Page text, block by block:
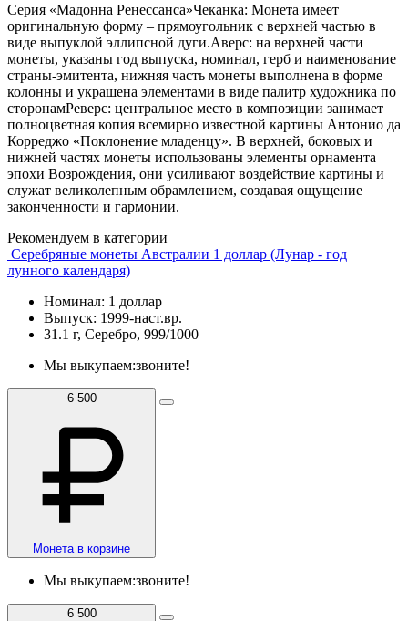
Серия «Мадонна Ренессанса»Чеканка: Монета имеет
оригинальную форму – прямоугольник с верхней частью в
виде выпуклой эллипсной дуги.Аверс: на верхней части
монеты, указаны год выпуска, номинал, герб и наименование
страны-эмитента, нижняя часть монеты выполнена в форме
колонны и украшена элементами в виде палитр художника по
сторонамРеверс: центральное место в композиции занимает
полноцветная копия всемирно известной картины Антонио да
Корреджо «Поклонение младенцу». В верхней, боковых и
нижней частях монеты использованы элементы орнамента
эпохи Возрождения, они усиливают воздействие картины и
служат великолепным обрамлением, создавая ощущение
законченности и гармонии.
Рекомендуем в категории
Серебряные монеты Австралии 1 доллар (Лунар - год
лунного календаря)
Номинал: 1 доллар
Выпуск: 1999-наст.вр.
31.1 г, Серебро, 999/1000
Мы выкупаем:звоните!
6 500
Монета в корзине
Мы выкупаем:звоните!
6 500